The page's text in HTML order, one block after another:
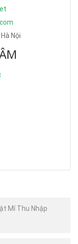
Nội
Mí Thu Nhập